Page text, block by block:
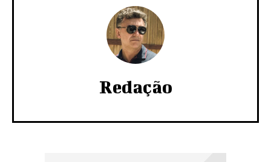
Redação